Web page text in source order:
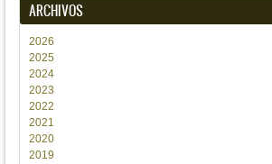
ARCHIVOS
2026
2025
2024
2023
2022
2021
2020
2019